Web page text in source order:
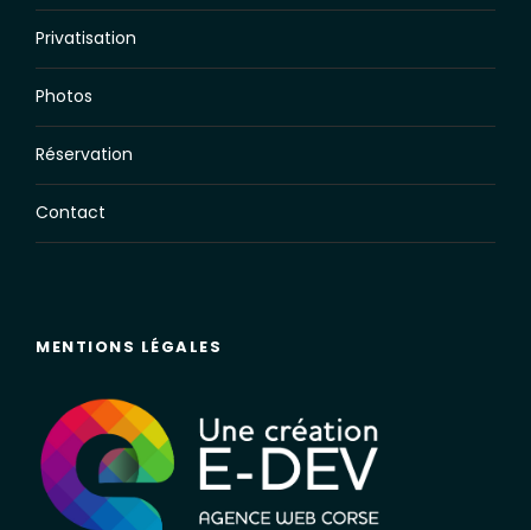
Privatisation
Photos
Réservation
Contact
MENTIONS LÉGALES